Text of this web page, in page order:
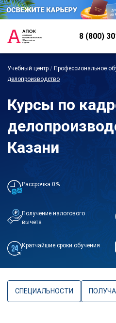
8 (800)
Учебный центр / Профессиональное
делопроизводство
Курсы по
Казани
Рассрочка 0%
Получение налогового
вычета
Кратчайшие сроки обучения
СПЕЦИАЛЬНОСТИ